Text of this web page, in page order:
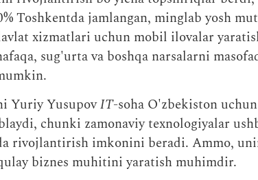
Toshkentda jamlangan, minglab yosh
xizmatlari uchun mobil ilovalar
sug'urta va boshqa narsalarni
Yuriy YusupovIT-soha O'zbekiston
chunki zamonaviy texnologiyalar
rivojlantirish imkonini beradi. Ammo,
biznes muhitini yaratish muhimdir.